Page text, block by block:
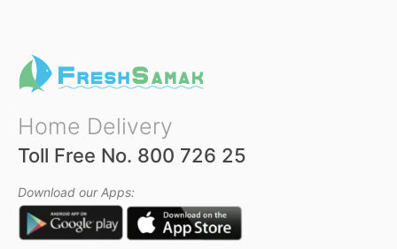
Home Delivery
Toll Free No. 800 726 25
Download our Apps: